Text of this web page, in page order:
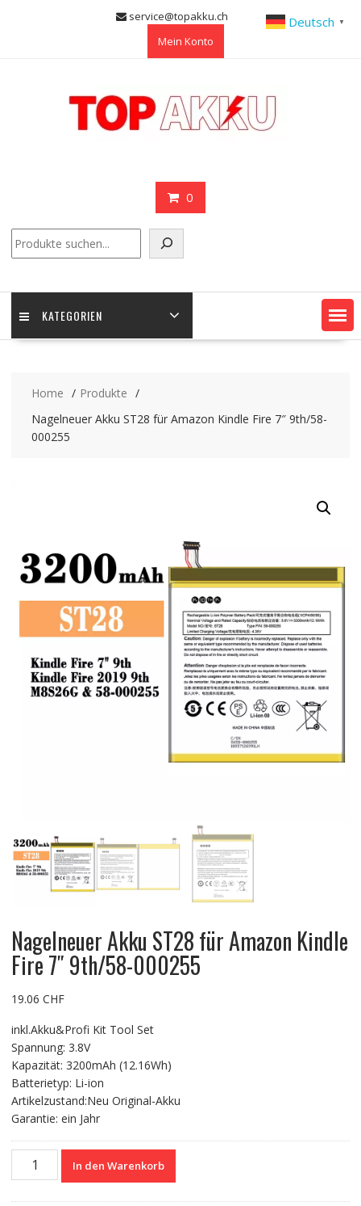
service@topakku.ch
Mein Konto
0
KATEGORIEN
Home
Produkte
Nagelneuer Akku ST28 für Amazon Kindle Fire 7″ 9th/58-
000255
Nagelneuer Akku ST28 für Amazon Kindle
Fire 7″ 9th/58-000255
19.06 CHF
inkl.Akku&Profi Kit Tool Set
Spannung: 3.8V
Kapazität: 3200mAh (12.16Wh)
Batterietyp: Li-ion
Artikelzustand:Neu Original-Akku
Garantie: ein Jahr
Nagelneuer
Akku
In den Warenkorb
Deutsch ▼